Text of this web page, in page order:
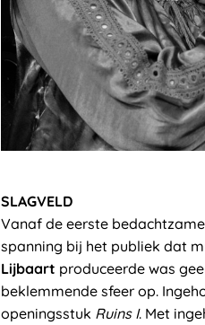
SLAGVELD
Vanaf de eerste
spanning bij het publiek dat
Lijbaart produceerde was
beklemmende sfeer op.
openingsstuk Ruins I. Met